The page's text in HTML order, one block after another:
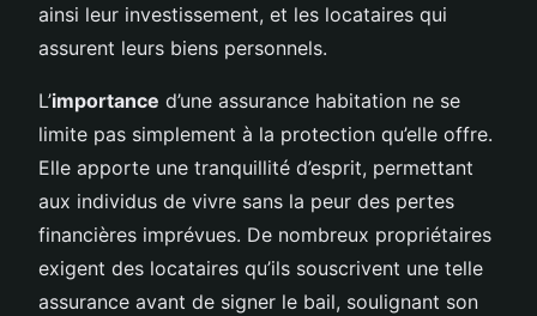
ainsi leur investissement, et les locataires qui
assurent leurs biens personnels.
L’importance d’une assurance habitation ne se
limite pas simplement à la protection qu’elle offre.
Elle apporte une tranquillité d’esprit, permettant
aux individus de vivre sans la peur des pertes
financières imprévues. De nombreux propriétaires
exigent des locataires qu’ils souscrivent une telle
assurance avant de signer le bail, soulignant son